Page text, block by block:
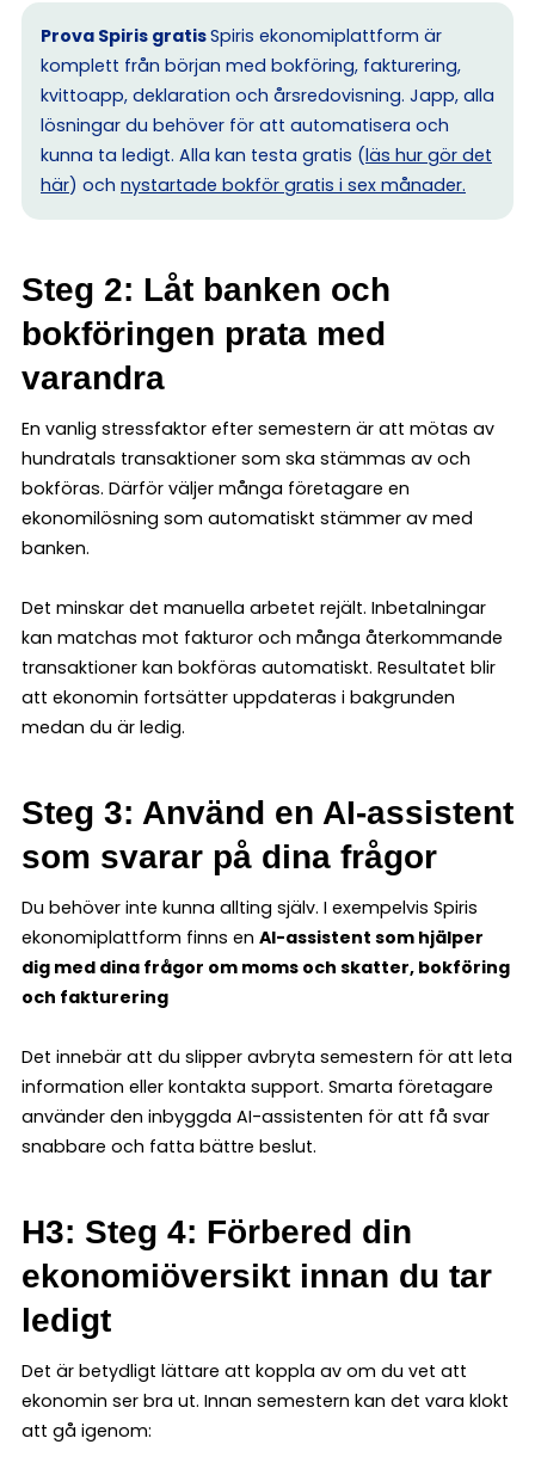
Prova Spiris gratisSpiris ekonomiplattform är
komplett från början med bokföring, fakturering,
kvittoapp, deklaration och årsredovisning. Japp, alla
lösningar du behöver för att automatisera och
kunna ta ledigt. Alla kan testa gratis (läs hur gör det
här) och nystartade bokför gratis i sex månader.
Steg 2: Låt banken och
bokföringen prata med
varandra
En vanlig stressfaktor efter semestern är att mötas av
hundratals transaktioner som ska stämmas av och
bokföras. Därför väljer många företagare en
ekonomilösning som automatiskt stämmer av med
banken.
Det minskar det manuella arbetet rejält. Inbetalningar
kan matchas mot fakturor och många återkommande
transaktioner kan bokföras automatiskt. Resultatet blir
att ekonomin fortsätter uppdateras i bakgrunden
medan du är ledig.
Steg 3: Använd en AI-assistent
som svarar på dina frågor
Du behöver inte kunna allting själv. I exempelvis Spiris
ekonomiplattform finns en AI-assistent som hjälper
dig med dina frågor om moms och skatter, bokföring
och fakturering
Det innebär att du slipper avbryta semestern för att leta
information eller kontakta support. Smarta företagare
använder den inbyggda AI-assistenten för att få svar
snabbare och fatta bättre beslut.
H3: Steg 4: Förbered din
ekonomiöversikt innan du tar
ledigt
Det är betydligt lättare att koppla av om du vet att
ekonomin ser bra ut. Innan semestern kan det vara klokt
att gå igenom: